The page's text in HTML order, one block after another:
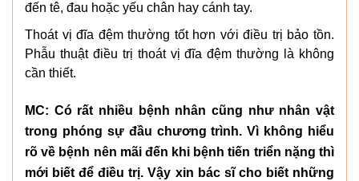
đến tê, đau hoặc yếu chân hay cánh tay.
Thoát vị đĩa đệm thường tốt hơn với điều trị bảo tồn.
Phẫu thuật điều trị thoát vị đĩa đệm thường là không
cần thiết.
MC: Có rất nhiều bệnh nhân cũng như nhân vật
trong phóng sự đầu chương trình. Vì không hiểu
rõ về bệnh nên mãi đến khi bệnh tiến triển nặng thì
mới biết để điều trị. Vậy xin bác sĩ cho biết những